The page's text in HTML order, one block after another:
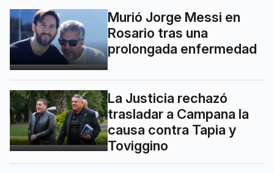
Murió Jorge Messi en
Rosario tras una
prolongada enfermedad
La Justicia rechazó
trasladar a Campana la
causa contra Tapia y
Toviggino